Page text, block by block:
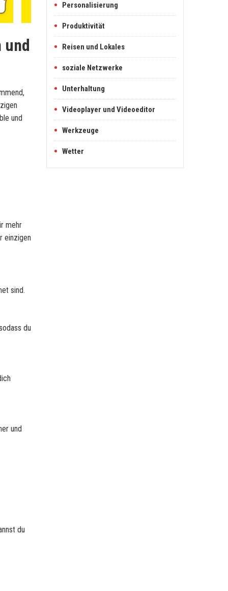
und
und
mehr
einzigen
sind.
du
und
du
Personalisierung
Produktivität
Reisen und Lokales
soziale Netzwerke
Unterhaltung
Videoplayer und Videoeditor
Werkzeuge
Wetter